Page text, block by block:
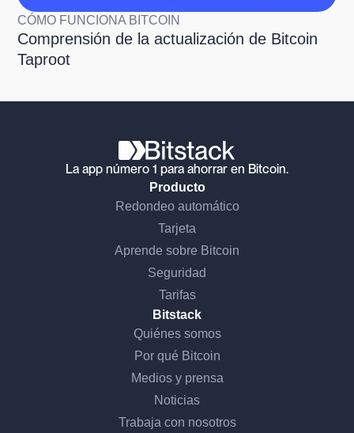
CÓMO FUNCIONA BITCOIN
Comprensión de la actualización de Bitcoin
Taproot
La app número 1 para ahorrar en Bitcoin.
Producto
Redondeo automático
Tarjeta
Aprende sobre Bitcoin
Seguridad
Tarifas
Bitstack
Quiénes somos
Por qué Bitcoin
Medios y prensa
Noticias
Trabaja con nosotros